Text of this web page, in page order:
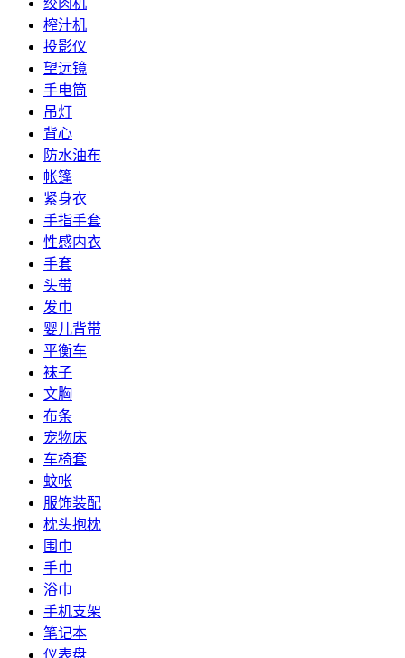
绞肉机
榨汁机
投影仪
望远镜
手电筒
吊灯
背心
防水油布
帐篷
紧身衣
手指手套
性感内衣
手套
头带
发巾
婴儿背带
平衡车
袜子
文胸
布条
宠物床
车椅套
蚊帐
服饰装配
枕头抱枕
围巾
手巾
浴巾
手机支架
笔记本